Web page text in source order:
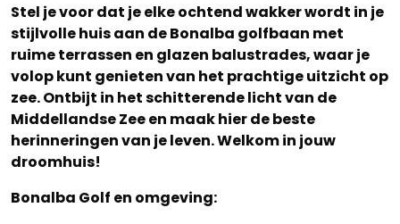
Stel je voor dat je elke ochtend wakker wordt in je
stijlvolle huis aan de Bonalba golfbaan met
ruime terrassen en glazen balustrades, waar je
volop kunt genieten van het prachtige uitzicht op
zee. Ontbijt in het schitterende licht van de
Middellandse Zee en maak hier de beste
herinneringen van je leven. Welkom in jouw
droomhuis!
Bonalba Golf en omgeving: